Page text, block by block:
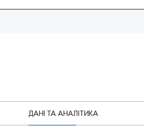
ДАНІ ТА АНАЛІТИКА